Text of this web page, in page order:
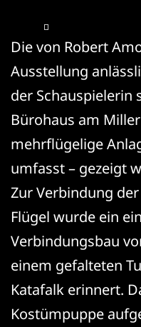
Die von Robert
Ausstellung
der Schauspielerin
Bürohaus am
mehrflügelige
umfasst – gezeigt
Zur Verbindung
Flügel wurde ein
Verbindungsbau
einem gefalteten
Katafalk erinnert.
Kostümpuppe